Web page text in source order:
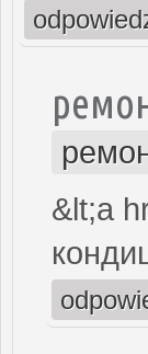
&lt;a